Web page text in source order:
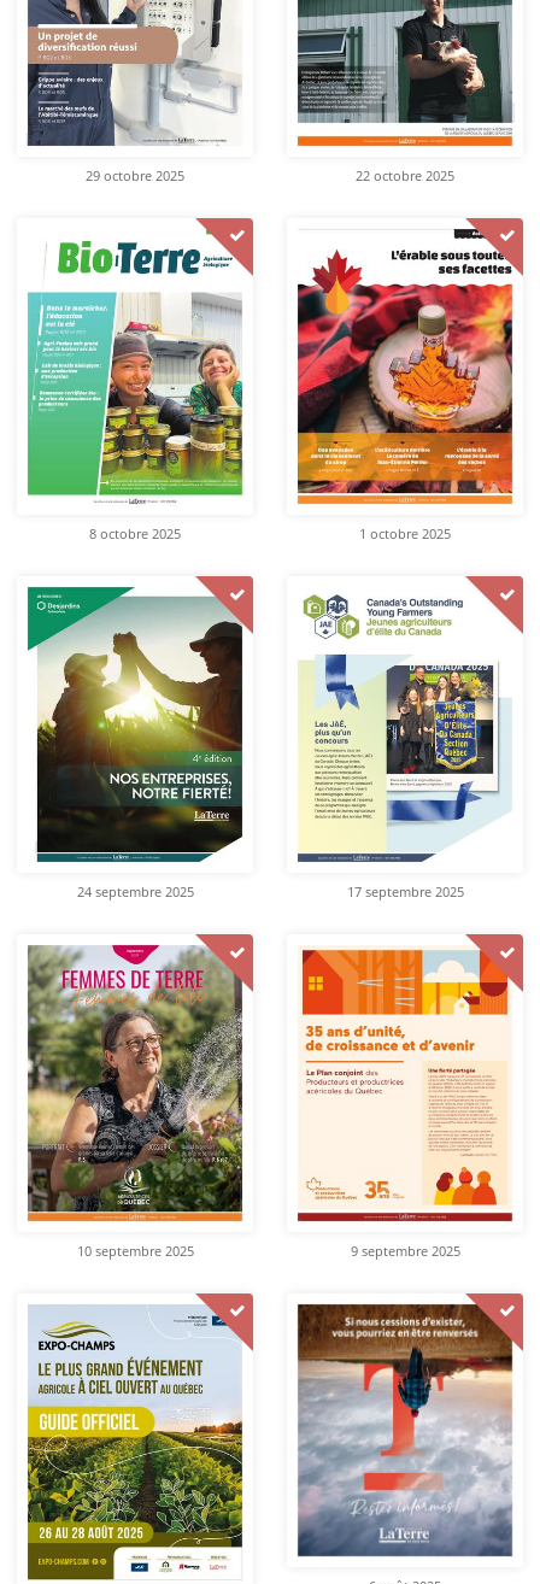
29 octobre 2025 22 octobre 2025
8 octobre 2025 1 octobre 2025
24 septembre 2025 17 septembre 2025
10 septembre 2025 9 septembre 2025